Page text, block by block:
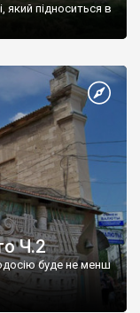
який підноситься в
Ч.2
буде не менш